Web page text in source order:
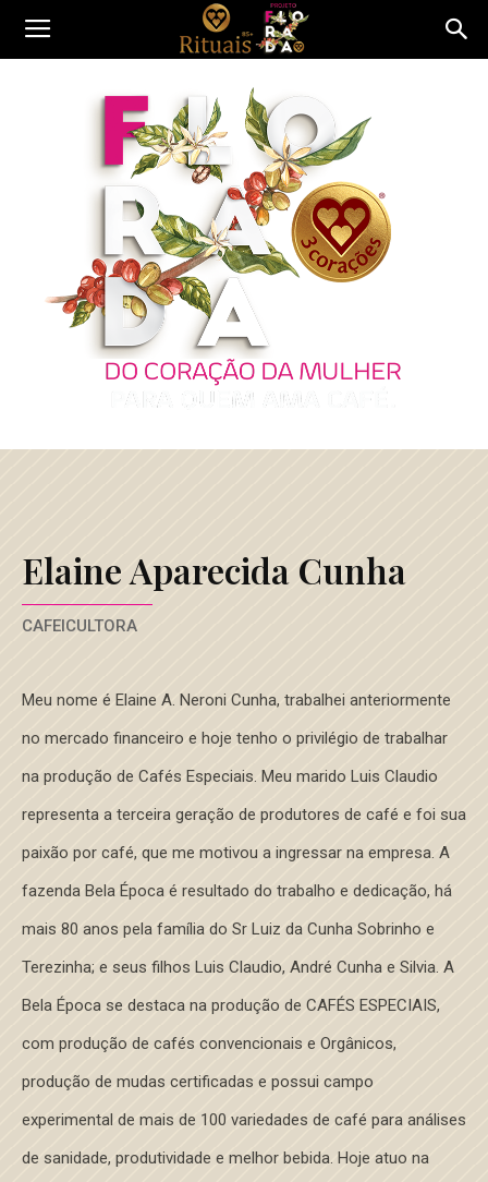
Elaine Aparecida Cunha
CAFEICULTORA
Meu nome é Elaine A. Neroni Cunha, trabalhei anteriormente
no mercado financeiro e hoje tenho o privilégio de trabalhar
na produção de Cafés Especiais. Meu marido Luis Claudio
representa a terceira geração de produtores de café e foi sua
paixão por café, que me motivou a ingressar na empresa. A
fazenda Bela Época é resultado do trabalho e dedicação, há
mais 80 anos pela família do Sr Luiz da Cunha Sobrinho e
Terezinha; e seus filhos Luis Claudio, André Cunha e Silvia. A
Bela Época se destaca na produção de CAFÉS ESPECIAIS,
com produção de cafés convencionais e Orgânicos,
produção de mudas certificadas e possui campo
experimental de mais de 100 variedades de café para análises
de sanidade, produtividade e melhor bebida. Hoje atuo na